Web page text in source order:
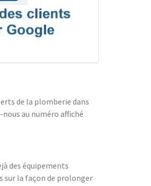
de la plomberie dans
au numéro affiché
des équipements
sur la façon de prolonger